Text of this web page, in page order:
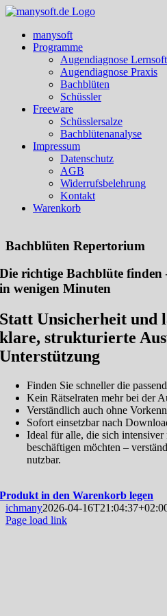
Zum
springenmanysoft
Programme
Augendiagnose
Augendiagnose Praxis
Bachblüten
Schüssler
Freeware
Schüsslersalze
Bachblütenanalyse
Impressum
Datenschutz
AGB
Widerrufsbelehrung
Kontakt
Warenkorb
Bachblüten Repertorium
Die richtige Bachblüte finden
in wenigen Minuten
Statt Unsicherheit und
klare, strukturierte
Unterstützung
Finden Sie schneller die
Kein Rätselraten mehr bei der
Verständlich auch ohne
Sofort einsetzbar nach
Ideal für alle, die sich intensiver
beschäftigen möchten –
nutzbar.
Produkt in den Warenkorb legen
ichmany2026-04-
Page load link